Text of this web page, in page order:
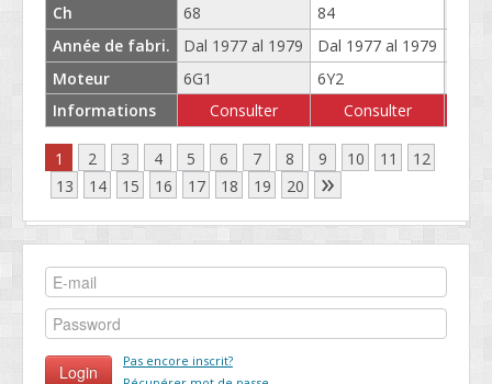
Ch
Année de fabri.
Moteur
Informations
68
Dal 1977 al 1979
6G1
Consulter
84
Dal 1977 al 1979
6Y2
Consulter
1 2 3 4 5 6 7 8 9 10 11
12
13
14 15 16 17 18 19 20 »
Pas encore inscrit?